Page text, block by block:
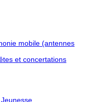
mobile (antennes
et concertations